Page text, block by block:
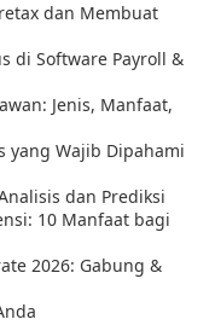
dan Membuat
di Software Payroll &
Jenis, Manfaat,
yang Wajib Dipahami
dan Prediksi
10 Manfaat bagi
2026: Gabung &